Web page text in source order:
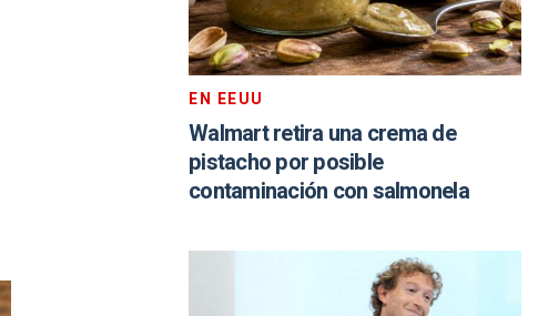
EN EEUU
Walmart retira una crema de
pistacho por posible
contaminación con salmonela